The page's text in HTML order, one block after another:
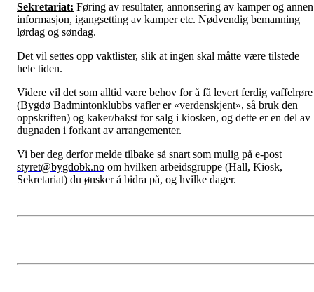
Sekretariat: Føring av resultater, annonsering av kamper og annen
informasjon, igangsetting av kamper etc. Nødvendig bemanning
lørdag og søndag.
Det vil settes opp vaktlister, slik at ingen skal måtte være tilstede
hele tiden.
Videre vil det som alltid være behov for å få levert ferdig vaffelrøre
(Bygdø Badmintonklubbs vafler er «verdenskjent», så bruk den
oppskriften) og kaker/bakst for salg i kiosken, og dette er en del av
dugnaden i forkant av arrangementer.
Vi ber deg derfor melde tilbake så snart som mulig på e-post
styret@bygdobk.no om hvilken arbeidsgruppe (Hall, Kiosk,
Sekretariat) du ønsker å bidra på, og hvilke dager.